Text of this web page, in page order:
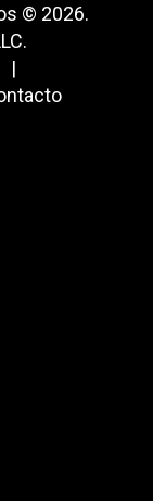
© 2026.